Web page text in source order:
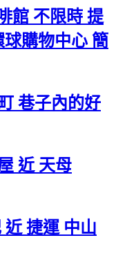
館 不限時 提
購物中心 簡
巷子內的好
近 天母
捷運 中山